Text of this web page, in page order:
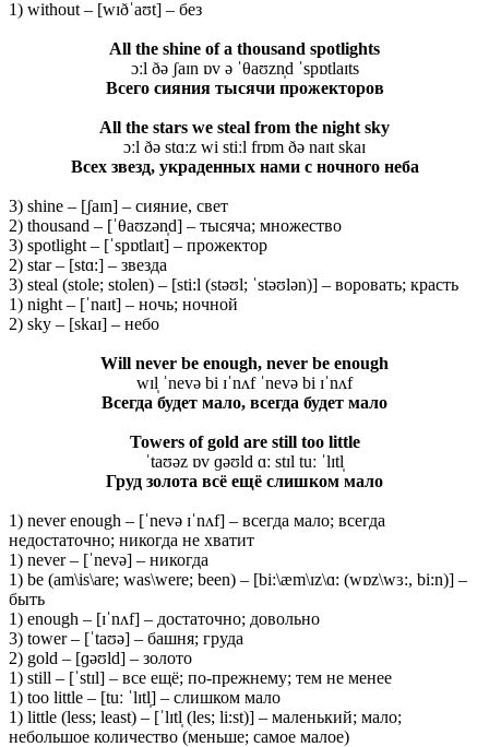
1) without – [wɪðˈaʊt] – без
All the shine of a thousand spotlights
ɔːl ðə ʃaɪn ɒv ə ˈθaʊzn̩d ˈspɒtlaɪts
Всего сияния тысячи прожекторов
All the stars we steal from the night sky
ɔːl ðə stɑːz wi stiːl frɒm ðə naɪt skaɪ
Всех звезд, украденных нами с ночного неба
3) shine – [ʃaɪn] – сияние, свет
2) thousand – [ˈθaʊzən̩d] – тысяча; множество
3) spotlight – [ˈspɒtlaɪt] – прожектор
2) star – [stɑ:] – звезда
3) steal (stole; stolen) – [sti:l (stəʊl; ˈstəʊlən)] – воровать; красть
1) night – [ˈnaɪt] – ночь; ночной
2) sky – [skaɪ] – небо
Will never be enough, never be enough
wɪl̩ ˈnevə bi ɪˈnʌf ˈnevə bi ɪˈnʌf
Всегда будет мало, всегда будет мало
Towers of gold are still too little
ˈtaʊəz ɒv ɡəʊld ɑː stɪl tuː ˈlɪtl̩
Груд золота всё ещё слишком мало
1) never enough – [ˈnevə ɪˈnʌf] – всегда мало; всегда
недостаточно; никогда не хватит
1) never – [ˈnevə] – никогда
1) be (am\is\are; was\were; been) – [bi:\æm\ɪz\ɑ: (wɒz\wɜ:, bi:n)] –
быть
1) enough – [ɪˈnʌf] – достаточно; довольно
3) tower – [ˈtaʊə] – башня; груда
2) gold – [ɡəʊld] – золото
1) still – [ˈstɪl] – все ещё; по-прежнему; тем не менее
1) too little – [tuː ˈlɪtl̩] – слишком мало
1) little (less; least) – [ˈlɪtl̩ (les; li:st)] – маленький; мало;
небольшое количество (меньше; самое малое)